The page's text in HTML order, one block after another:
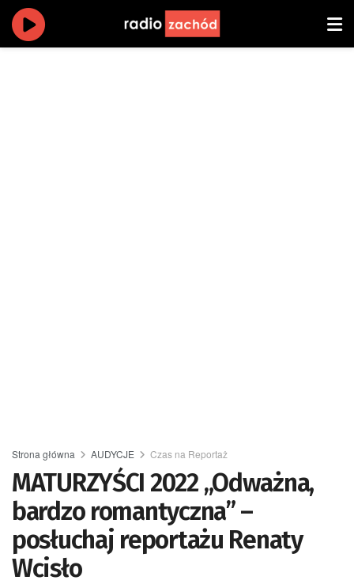
Strona główna AUDYCJE Czas na Reportaż
MATURZYŚCI 2022 „Odważna,
bardzo romantyczna” –
posłuchaj reportażu Renaty
Wcisło